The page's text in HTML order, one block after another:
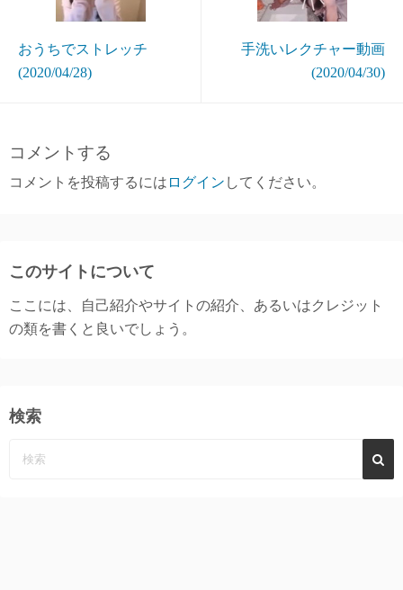
おうちでストレッチ
(2020/04/28)
手洗いレクチャー動画
(2020/04/30)
コメントする
コメントを投稿するには ログイン してください。
このサイトについて
ここには、自己紹介やサイトの紹介、あるいはクレジット
の類を書くと良いでしょう。
検索